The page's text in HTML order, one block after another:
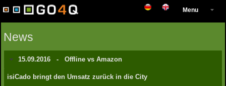
Menu
News
15.09.2016- Offline vs Amazon
isiCado bringt den Umsatz zurück in die City